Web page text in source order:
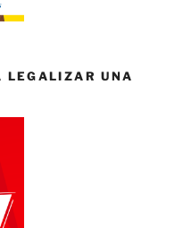
LEGALIZAR UNA